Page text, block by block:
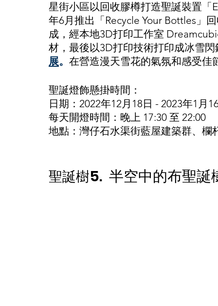
星街小區以回收膠樽打造聖誕裝置「
年6月推出「Recycle Your Bottles」
成，經本地3D打印工作室
材，最後以3D打印技術打印成冰雪
展。 在營造漫天雪花的氣氛和感受佳
聖誕燈飾懸掛時間：
日期：2022年12月18日 - 2023年1月
每天開燈時間：晚上 17:30 至 22:00
地點：灣仔石水渠街藍屋建築群、欄
聖誕樹5.  半空中的布聖誕